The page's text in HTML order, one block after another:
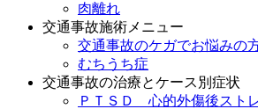
肉離れ
交通事故施術メニュー
交通事故のケガでお悩みの
むちうち症
交通事故の治療とケース別症状
ＰＴＳＤ 心的外傷後スト